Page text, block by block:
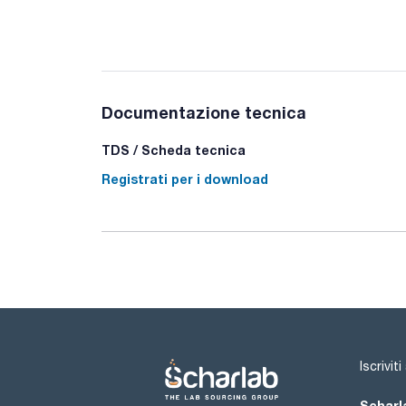
Documentazione tecnica
TDS / Scheda tecnica
Registrati per i download